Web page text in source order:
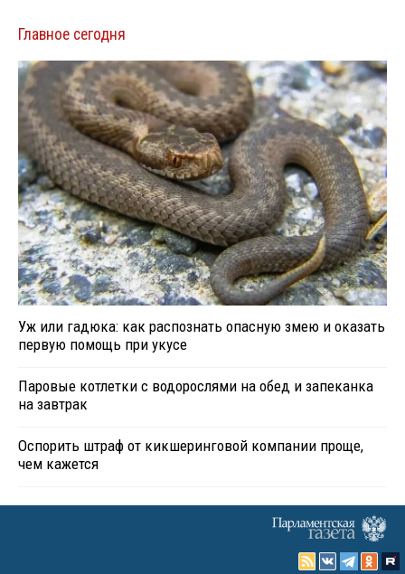
Главное сегодня
Уж или гадюка: как распознать опасную змею и оказать
первую помощь при укусе
Паровые котлетки с водорослями на обед и запеканка
на завтрак
Оспорить штраф от кикшеринговой компании проще,
чем кажется